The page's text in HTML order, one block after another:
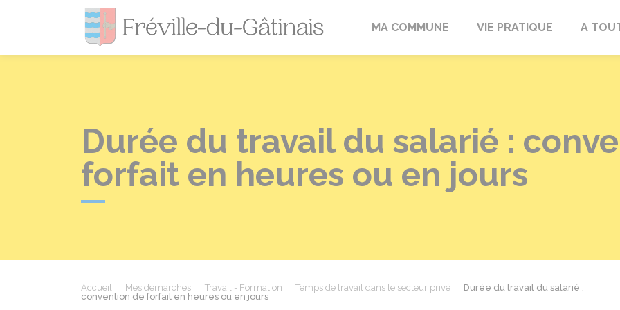
Fréville-du-Gâtinais
MA COMMUNE VIE PRATIQUE A
Durée du travail du salarié :
forfait en heures ou en jours
Accueil Mes démarches Travail - Formation Temps de travail dans le secteur privé
Durée du travail du salarié :
convention de forfait en heures ou en jours